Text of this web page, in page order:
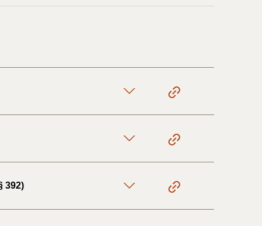
392)